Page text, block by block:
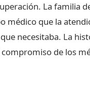
La familia
médico que la
necesitaba. La
de los